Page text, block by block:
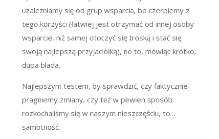
uzależniamy się od grup wsparcia, bo czerpiemy z
tego korzyści (łatwiej jest otrzymać od innej osoby
wsparcie, niż samej otoczyć się troską i stać się
swoją najlepszą przyjaciółką), no to, mówiąc krótko,
dupa blada.
Najlepszym testem, by sprawdzić, czy faktycznie
pragniemy zmiany, czy też w pewien sposób
rozkochaliśmy się w naszym nieszczęściu, to…
samotność.